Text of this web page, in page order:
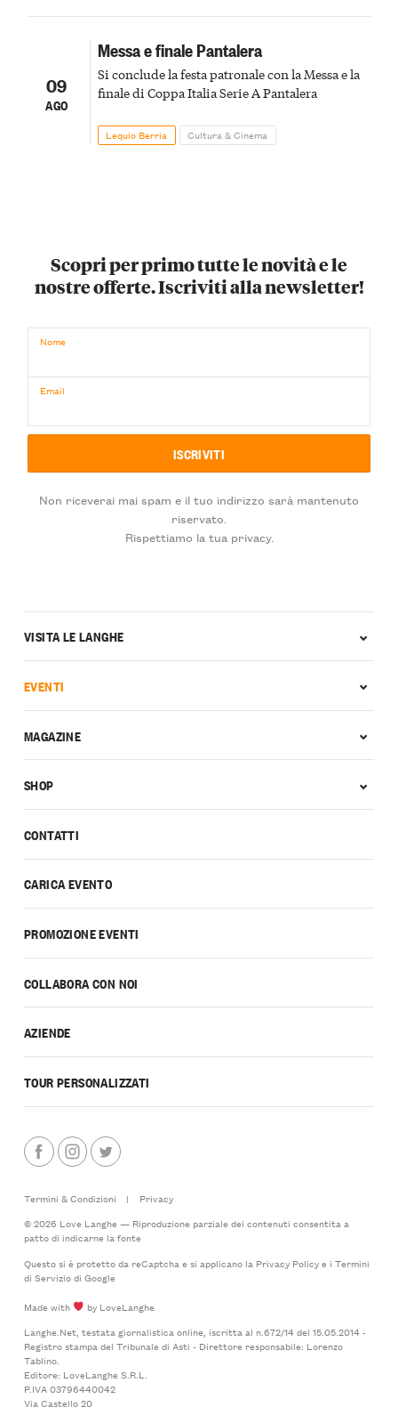
09
AGO
Messa e finale Pantalera
Si conclude la festa patronale con la Messa e la
finale di Coppa Italia Serie A Pantalera
Lequio Berria Cultura & Cinema
Scopri per primo tutte le novità e le
nostre offerte. Iscriviti alla newsletter!
Nome
Email
Non riceverai mai spam e il tuo indirizzo sarà mantenuto
riservato.
Rispettiamo la tua privacy.
CONTATTI
CARICA EVENTO
PROMOZIONE EVENTI
COLLABORA CON NOI
AZIENDE
TOUR PERSONALIZZATI
VISITA LE LANGHE
EVENTI
MAGAZINE
SHOP
Termini & Condizioni |
Privacy
© 2026 Love Langhe — Riproduzione parziale dei contenuti consentita a
patto di indicarne la fonte
Questo si è protetto da reCaptcha e si applicano la Privacy Policye i Termini
di Serviziodi Google
Made with
by LoveLanghe
Langhe.Net, testata giornalistica online, iscritta al n.672/14 del 15.05.2014 -
Registro stampa del Tribunale di Asti - Direttore responsabile: Lorenzo
Tablino.
Editore: LoveLanghe S.R.L.
P.IVA 03796440042
Via Castello 20